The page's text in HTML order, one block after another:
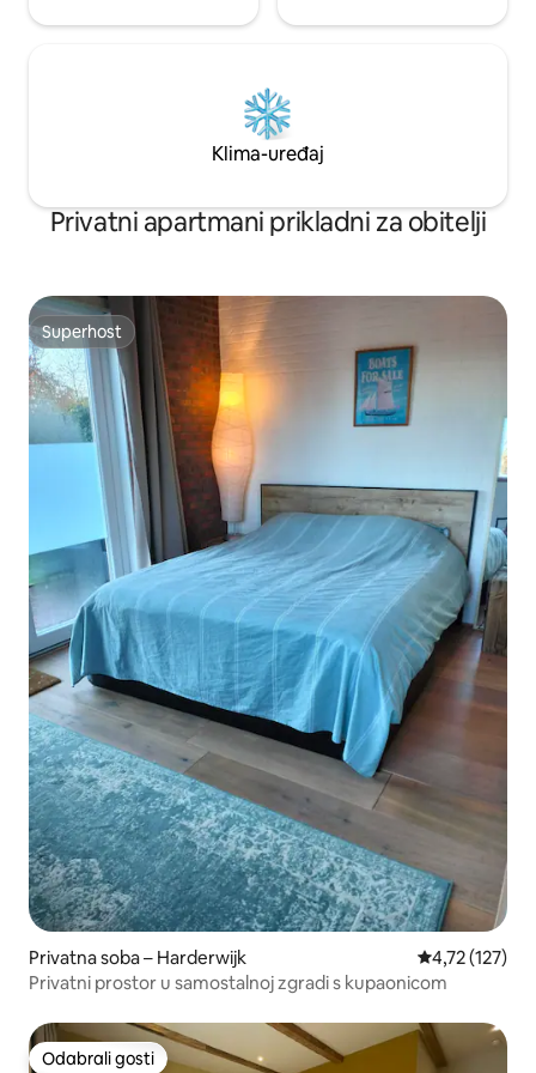
Klima-uređaj
Privatni apartmani prikladni za obitelji
Superhost
Superhost
Privatna soba – Harderwijk Prosječna
4,72 (127)
Privatni prostor u samostalnoj zgradi s kupaonicom
Odabrali gosti
Odabrali gosti